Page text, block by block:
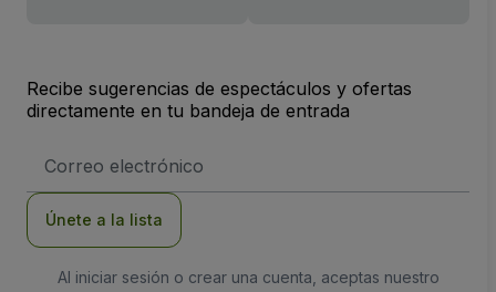
Recibe sugerencias de espectáculos y ofertas
directamente en tu bandeja de entrada
de
Únete a la lista
Al iniciar sesión o crear una cuenta, aceptas nuestro